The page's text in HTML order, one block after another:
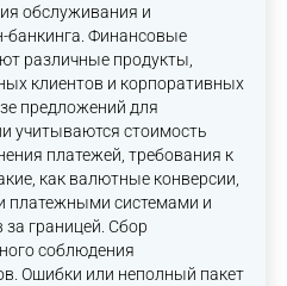
обслуживания и
банкинга. Финансовые
различные продукты,
клиентов и корпоративных
предложений для
учитываются стоимость
платежей, требования к
как валютные конверсии,
платежными системами и
за границей. Сбор
соблюдения
Ошибки или неполный пакет